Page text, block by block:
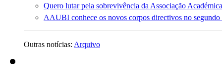
Quero lutar pela sobrevivência da Associação Académica
AAUBI conhece os novos corpos directivos no segundo
Outras notícias: Arquivo